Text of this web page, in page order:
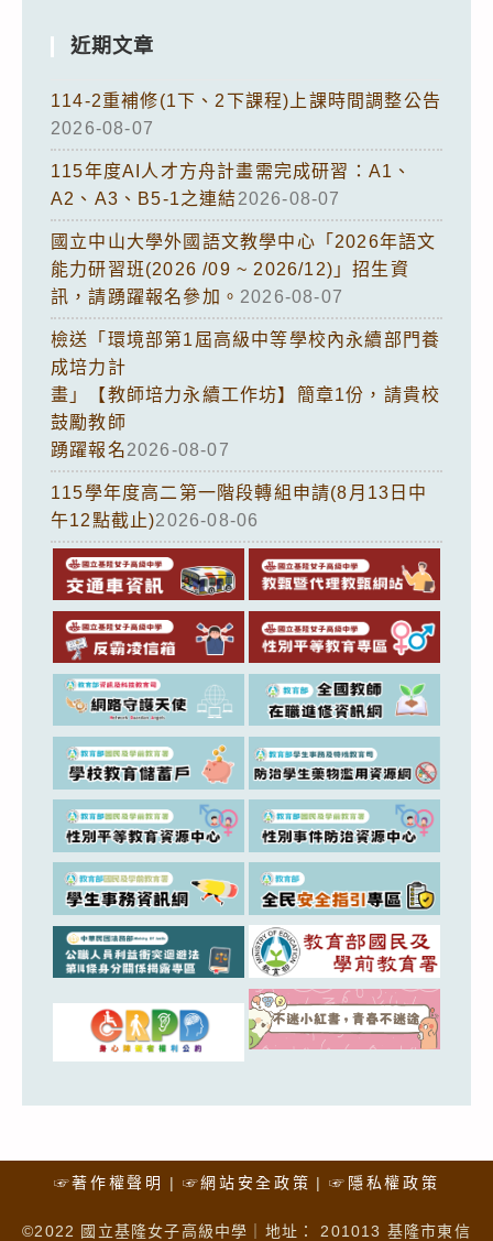
近期文章
114-2重補修(1下、2下課程)上課時間調整公告
2026-08-07
115年度AI人才方舟計畫需完成研習：A1、
A2、A3、B5-1之連結2026-08-07
國立中山大學外國語文教學中心「2026年語文
能力研習班(2026 /09 ~ 2026/12)」招生資
訊，請踴躍報名參加。 2026-08-07
檢送「環境部第1屆高級中等學校內永續部門養
成培力計
畫」【教師培力永續工作坊】簡章1份，請貴校
鼓勵教師
踴躍報名2026-08-07
115學年度高二第一階段轉組申請(8月13日中
午12點截止)2026-08-06
☞著作權聲明 ☞網站安全政策 ☞隱私權政策
©2022 國立基隆女子高級中學｜地址： 201013 基隆市東信